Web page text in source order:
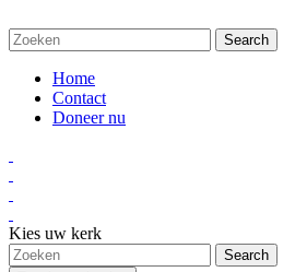
Home
Contact
Doneer nu
Kies uw kerk